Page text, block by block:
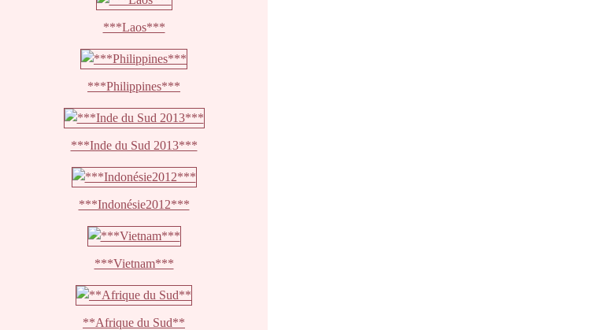
***Laos***
***Philippines***
***Inde du Sud 2013***
***Indonésie2012***
***Vietnam***
**Afrique du Sud**